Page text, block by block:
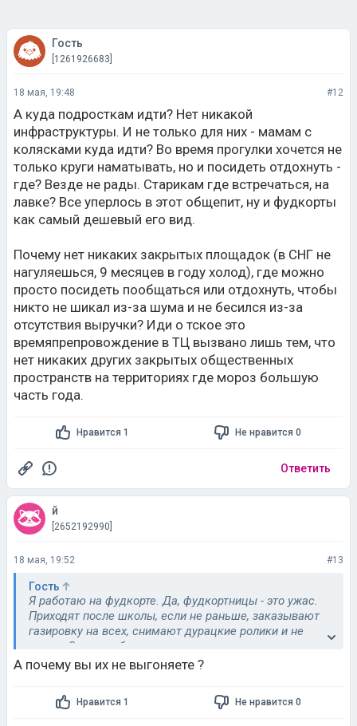
Гость
[1261926683]
18 мая, 19:48 #12
А куда подросткам идти? Нет никакой
инфраструктуры. И не только для них - мамам с
колясками куда идти? Во время прогулки хочется не
только круги наматывать, но и посидеть отдохнуть -
где? Везде не рады. Старикам где встречаться, на
лавке? Все уперлось в этот общепит, ну и фудкорты
как самый дешевый его вид.
Почему нет никаких закрытых площадок (в СНГ не
нагуляешься, 9 месяцев в году холод), где можно
просто посидеть пообщаться или отдохнуть, чтобы
никто не шикал из-за шума и не бесился из-за
отсутствия выручки? Иди о тское это
времяпрепровождение в ТЦ вызвано лишь тем, что
нет никаких других закрытых общественных
пространств на территориях где мороз большую
часть года.
Нравится 1 Не нравится 0
Ответить
й
[2652192990]
18 мая, 19:52 #13
Гость
Я работаю на фудкорте. Да, фудкортницы - это ужас.
Приходят после школы, если не раньше, заказывают
газировку на всех, снимают дурацкие ролики и не
уходят.Это не субкультура, а просто дурное поведение
подростков, которых не научили вести себя в
общественных местах.
А почему вы их не выгоняете ?
Нравится 1 Не нравится 0